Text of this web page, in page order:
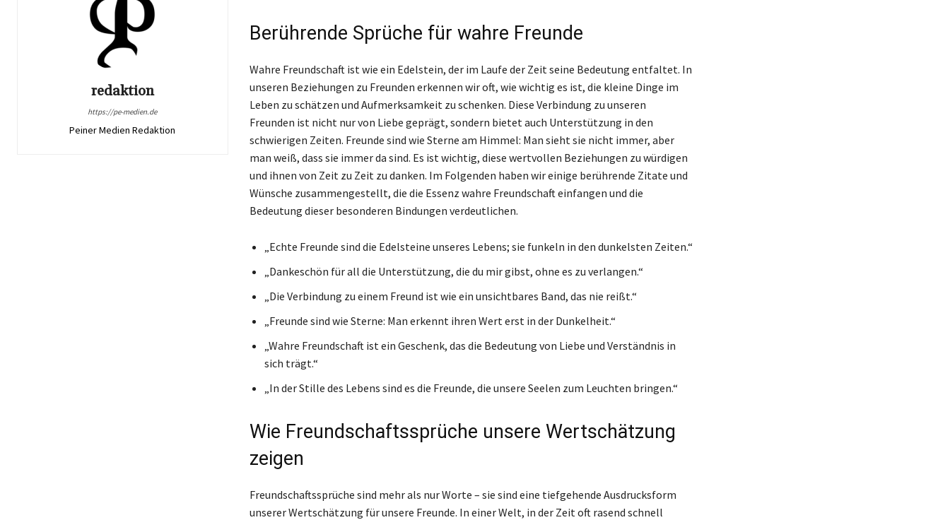
redaktion
https://pe-medien.de
Peiner Medien Redaktion
Berührende Sprüche für wahre Freunde
Wahre Freundschaft ist wie ein Edelstein, der im Laufe der Zeit seine Bedeutung entfaltet. In
unseren Beziehungen zu Freunden erkennen wir oft, wie wichtig es ist, die kleine Dinge im
Leben zu schätzen und Aufmerksamkeit zu schenken. Diese Verbindung zu unseren
Freunden ist nicht nur von Liebe geprägt, sondern bietet auch Unterstützung in den
schwierigen Zeiten. Freunde sind wie Sterne am Himmel: Man sieht sie nicht immer, aber
man weiß, dass sie immer da sind. Es ist wichtig, diese wertvollen Beziehungen zu würdigen
und ihnen von Zeit zu Zeit zu danken. Im Folgenden haben wir einige berührende Zitate und
Wünsche zusammengestellt, die die Essenz wahre Freundschaft einfangen und die
Bedeutung dieser besonderen Bindungen verdeutlichen.
„Echte Freunde sind die Edelsteine unseres Lebens; sie funkeln in den dunkelsten Zeiten.“
„Dankeschön für all die Unterstützung, die du mir gibst, ohne es zu verlangen.“
„Die Verbindung zu einem Freund ist wie ein unsichtbares Band, das nie reißt.“
„Freunde sind wie Sterne: Man erkennt ihren Wert erst in der Dunkelheit.“
„Wahre Freundschaft ist ein Geschenk, das die Bedeutung von Liebe und Verständnis in
sich trägt.“
„In der Stille des Lebens sind es die Freunde, die unsere Seelen zum Leuchten bringen.“
Wie Freundschaftssprüche unsere Wertschätzung
zeigen
Freundschaftssprüche sind mehr als nur Worte – sie sind eine tiefgehende Ausdrucksform
unserer Wertschätzung für unsere Freunde. In einer Welt, in der Zeit oft rasend schnell